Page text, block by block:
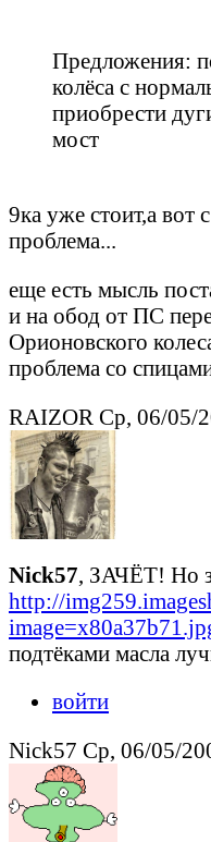
Предложения:
колёса с
приобрести
мост
9ка уже стоит,а вот
проблема...
еще есть мысль
и на обод от ПС
Орионовского
проблема со
RAIZOR Ср, 06/05/
Nick57 , ЗАЧЁТ! Но
http://
подтёками масла
войти
Nick57 Ср, 06/05/